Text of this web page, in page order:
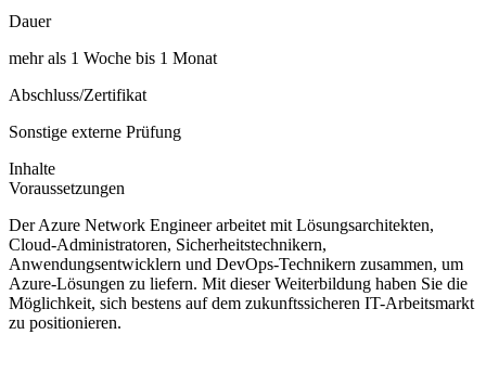
Dauer
mehr als 1 Woche bis 1 Monat
Abschluss/Zertifikat
Sonstige externe Prüfung
Inhalte
Voraussetzungen
Der Azure Network Engineer arbeitet mit Lösungsarchitekten,
Cloud-Administratoren, Sicherheitstechnikern,
Anwendungsentwicklern und DevOps-Technikern zusammen, um
Azure-Lösungen zu liefern. Mit dieser Weiterbildung haben Sie die
Möglichkeit, sich bestens auf dem zukunftssicheren IT-Arbeitsmarkt
zu positionieren.